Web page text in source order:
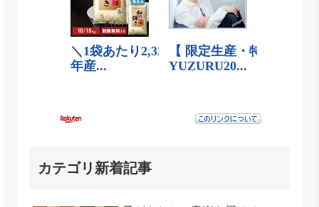
カテゴリ新着記事